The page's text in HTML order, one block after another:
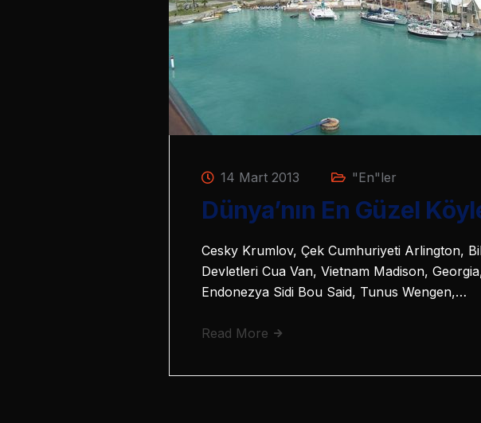
14 Mart 2013 "En"ler
Dünya’nın En Güzel
Cesky Krumlov, Çek Cumhuriyeti Arlington,
Devletleri Cua Van, Vietnam Madison,
Endonezya Sidi Bou Said, Tunus Wengen,…
Read More